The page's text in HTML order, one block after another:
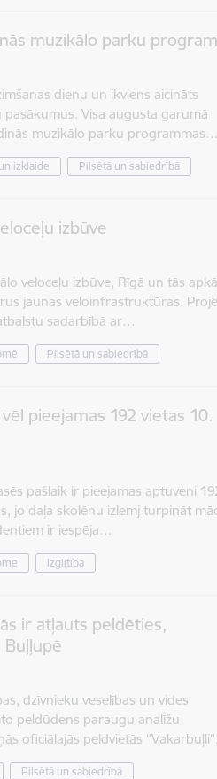
muzikālo parku
dienu un ikviens aicināts
Visa augusta garumā
muzikālo parku programmas…
izklaide Pilsētā un sabiedrībā
izbūve
veloceļu izbūve, Rīgā un tās
jaunas veloinfrastruktūras.
sadarbībā ar…
Pilsētā un sabiedrībā
pieejamas 192 vietas 10.
pašlaik ir pieejamas aptuveni
jo daļa skolēnu izlemj turpināt
ir iespēja…
Izglītība
ir atļauts peldēties,
Buļļupē
dzīvnieku veselības un vides
peldūdens paraugu analīžu
oficiālajās peldvietās
Pilsētā un sabiedrībā